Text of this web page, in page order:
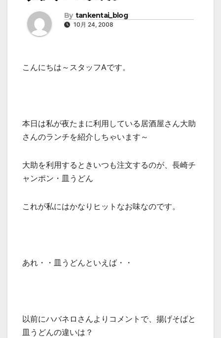
By tankentai_blog
10月 24, 2008
こんにちは～スタッフAです。
本日は私が夜たまに利用している居酒屋さん大助
さんのランチを紹介しちゃいます～
大助を利用するときいつも注文するのが、長崎チ
ャンポン・皿うどん
これが私にはかなりヒットなお味なのです。
あれ・・皿うどんといえば・・
以前にハバネロさんよりコメントで、揚げそばと
皿うどんの違いは？